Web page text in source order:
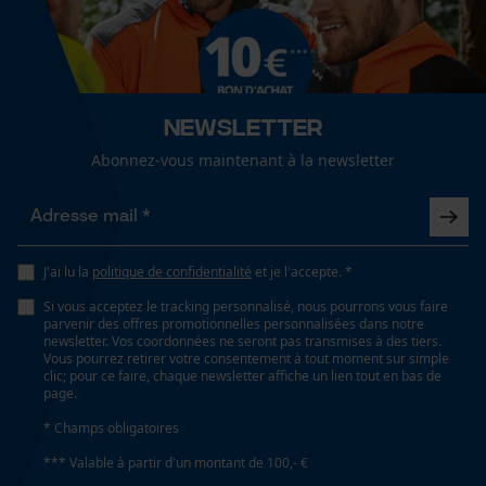
Secteur
logistique et transports, industrie du bâtiment,
entreprises de collecte et de recyclage, sylviculture,
unisexe
Saison
Articles pour toute l'année
Optique/motif
Newsletter
Abonnez-vous maintenant à la newsletter
J'ai lu la politique de confidentialité et je l'accepte. *
Si vous acceptez le tracking personnalisé, nous pourrons vous faire
parvenir des offres promotionnelles personnalisées dans notre
newsletter. Vos coordonnées ne seront pas transmises à des tiers.
Vous pourrez retirer votre consentement à tout moment sur simple
clic; pour ce faire, chaque newsletter affiche un lien tout en bas de
page.
* Champs obligatoires
*** Valable à partir d'un montant de 100,- €
Cookies de performance et de
fonctionnalité
Salutation personnelle
Géo-IP et détection des
utilisateurs
Vidéos YouTube
Google Maps